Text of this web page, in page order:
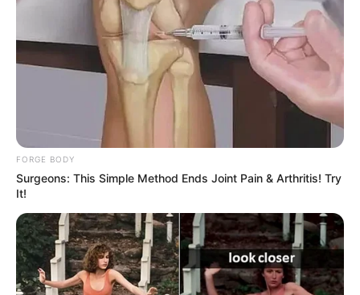
FORGE BODY
Surgeons: This Simple Method Ends Joint Pain & Arthritis! Try
It!